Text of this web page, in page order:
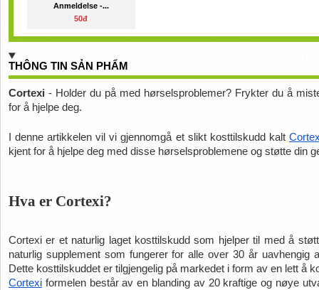
Anmeldelse -...
50đ
THÔNG TIN SẢN PHẨM
Cortexi - Holder du på med hørselsproblemer? Frykter du å
for å hjelpe deg.
I denne artikkelen vil vi gjennomgå et slikt kosttilskudd kalt
kjent for å hjelpe deg med disse hørselsproblemene og støtte din
Hva er Cortexi?
Cortexi er et naturlig laget kosttilskudd som hjelper til med å
naturlig supplement som fungerer for alle over 30 år
Dette kosttilskuddet er tilgjengelig på markedet i form av en lett å
Cortexi formelen består av en blanding av 20 kraftige og nøye